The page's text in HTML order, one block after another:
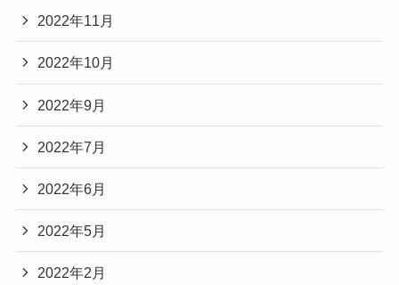
2022年11月
2022年10月
2022年9月
2022年7月
2022年6月
2022年5月
2022年2月